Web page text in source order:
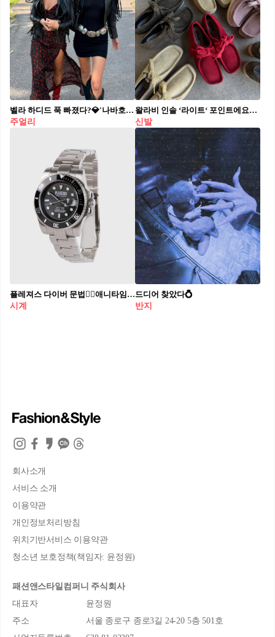
벨라 하디드 푹 빠졌다?💎'나바호' 주얼리
주얼리
왈라비 인솔 ‘라이트‘ 포인트에요💛❤️
신발
플레져스 다이버 문법🏊‍♂️애니타임 워치, 재입고
시계
드디어 찾았다💍
반지
회사소개
서비스 소개
이용약관
개인정보처리방침
위치기반서비스 이용약관
청소년 보호정책(책임자: 윤정원)
패션앤스타일컴퍼니 주식회사
대표자
윤정원
주소
서울 종로구 종로3길 24-20 5층 501호